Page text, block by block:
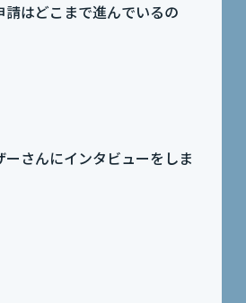
はどこまで進んでいるの
さんにインタビューをしま